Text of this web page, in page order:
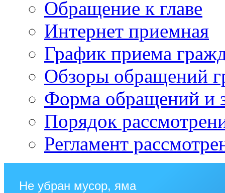
Обращение к главе
Интернет приемная
График приема
Обзоры обращений
Форма обращений и
Порядок
Регламент
Не убран мусор, яма